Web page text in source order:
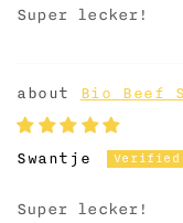
Super lecker!
Bio Beef
Swantje
Super lecker!